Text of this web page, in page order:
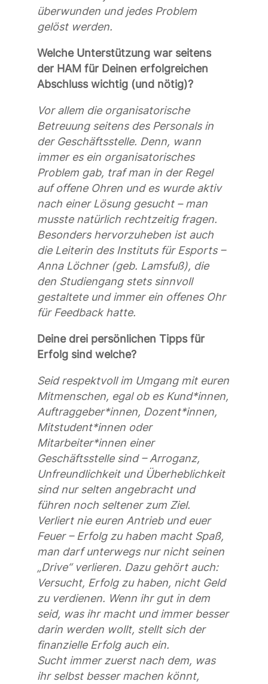
überwunden und jedes Problem
gelöst werden.
Welche Unterstützung war seitens
der HAM für Deinen erfolgreichen
Abschluss wichtig (und nötig)?
Vor allem die organisatorische
Betreuung seitens des Personals in
der Geschäftsstelle. Denn, wann
immer es ein organisatorisches
Problem gab, traf man in der Regel
auf offene Ohren und es wurde aktiv
nach einer Lösung gesucht – man
musste natürlich rechtzeitig fragen.
Besonders hervorzuheben ist auch
die Leiterin des Instituts für Esports –
Anna Löchner (geb. Lamsfuß), die
den Studiengang stets sinnvoll
gestaltete und immer ein offenes Ohr
für Feedback hatte.
Deine drei persönlichen Tipps für
Erfolg sind welche?
Seid respektvoll im Umgang mit euren
Mitmenschen, egal ob es Kund*innen,
Auftraggeber*innen, Dozent*innen,
Mitstudent*innen oder
Mitarbeiter*innen einer
Geschäftsstelle sind – Arroganz,
Unfreundlichkeit und Überheblichkeit
sind nur selten angebracht und
führen noch seltener zum Ziel.
Verliert nie euren Antrieb und euer
Feuer – Erfolg zu haben macht Spaß,
man darf unterwegs nur nicht seinen
„Drive“ verlieren. Dazu gehört auch:
Versucht, Erfolg zu haben, nicht Geld
zu verdienen. Wenn ihr gut in dem
seid, was ihr macht und immer besser
darin werden wollt, stellt sich der
finanzielle Erfolg auch ein.
Sucht immer zuerst nach dem, was
ihr selbst besser machen könnt,